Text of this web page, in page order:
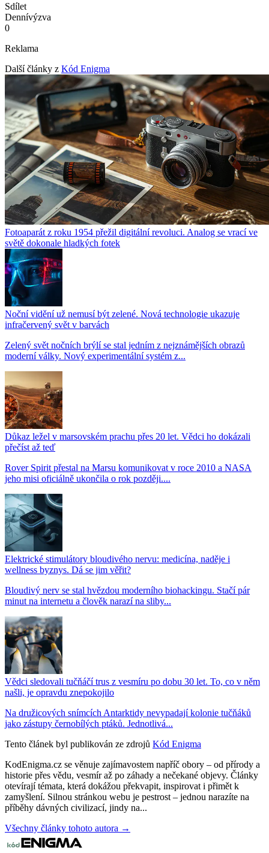
Sdílet
Dennívýzva
0
Reklama
Další články z Kód Enigma
Fotoaparát z roku 1954 přežil digitální revoluci. Analog se vrací ve
světě dokonale hladkých fotek
Noční vidění už nemusí být zelené. Nová technologie ukazuje
infračervený svět v barvách
Zelený svět nočních brýlí se stal jedním z nejznámějších obrazů
moderní války. Nový experimentální systém z...
Důkaz ležel v marsovském prachu přes 20 let. Vědci ho dokázali
přečíst až teď
Rover Spirit přestal na Marsu komunikovat v roce 2010 a NASA
jeho misi oficiálně ukončila o rok později....
Elektrické stimulátory bloudivého nervu: medicína, naděje i
wellness byznys. Dá se jim věřit?
Bloudivý nerv se stal hvězdou moderního biohackingu. Stačí pár
minut na internetu a člověk narazí na sliby...
Vědci sledovali tučňáčí trus z vesmíru po dobu 30 let. To, co v něm
našli, je opravdu znepokojilo
Na družicových snímcích Antarktidy nevypadají kolonie tučňáků
jako zástupy černobílých ptáků. Jednotlivá...
Tento článek byl publikován ze zdrojů Kód Enigma
KodEnigma.cz se věnuje zajímavostem napříč obory – od přírody a
historie přes vědu, vesmír až po záhady a nečekané objevy. Články
otevírají témata, která dokážou překvapit, inspirovat i přimět k
zamyšlení. Silnou stránkou webu je pestrost – jednou narazíte na
příběhy dávných civilizací, jindy na...
Všechny články tohoto autora →